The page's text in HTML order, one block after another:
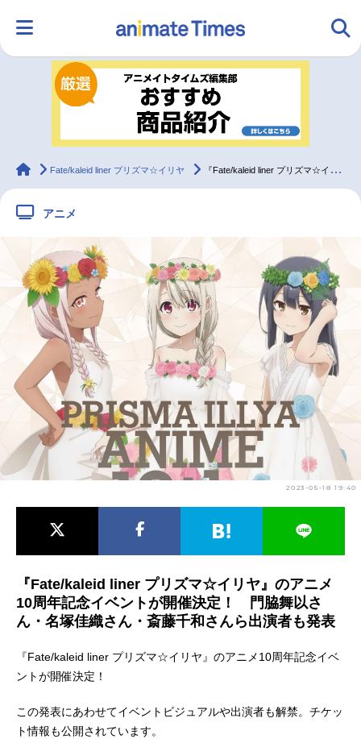
ランキング アニメ
ラジオ みんなの声
2.5次元 配信・Vtuber トレンド 無料マンガ
最新記事一覧
アニメ記事一覧 声優記事一覧
アニメ映画一覧 実写化映画一覧
今期アニメ曜日別一覧
春アニメ 夏アニメ
男性声優/女性声優一覧
animateTimes
Fate/kaleid liner プリズマ☆イリヤ 『Fate/kaleid liner プリズマ☆イリヤ』アニメ10周年記念イベント開催決定！
アニメ
2023-05-18 19:40
『Fate/kaleid liner プリズマ☆イリヤ』のアニメ
10周年記念イベントが開催決定！ 門脇舞以さ
ん・名塚佳織さん・斎藤千和さんら出演者も発表
『Fate/kaleid liner プリズマ☆イリヤ』のアニメ10周年記念イベ
ントが開催決定！
この発表にあわせてイベントビジュアルや出演者も解禁。チケッ
ト情報も公開されています。